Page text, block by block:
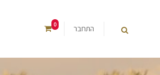
התחבר 0